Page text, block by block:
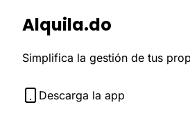
Alquila.do
Simplifica la gestión de tus
Descarga la app